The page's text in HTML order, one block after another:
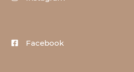
Facebook